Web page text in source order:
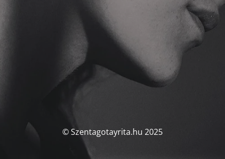
© Szentagotayrita.hu 2025